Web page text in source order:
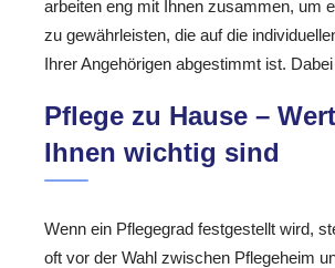
arbeiten eng mit Ihnen zusammen, um
zu gewährleisten, die auf die
Ihrer Angehörigen abgestimmt ist. Dabei
Pflege zu Hause –
Ihnen wichtig sind
Wenn ein Pflegegrad festgestellt wird,
oft vor der Wahl zwischen Pflegeheim